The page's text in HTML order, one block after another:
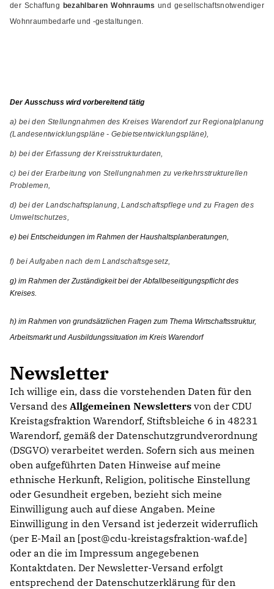
der Schaffung bezahlbaren Wohnraums und gesellschaftsnotwendiger
Wohnraumbedarfe und -gestaltungen.
Der Ausschuss wird vorbereitend tätig
a) bei den Stellungnahmen des Kreises Warendorf zur Regionalplanung
(Landesentwicklungspläne - Gebietsentwicklungspläne),
b) bei der Erfassung der Kreisstrukturdaten,
c) bei der Erarbeitung von Stellungnahmen zu verkehrsstrukturellen
Problemen,
d) bei der Landschaftsplanung, Landschaftspflege und zu Fragen des
Umweltschutzes,
e) bei Entscheidungen im Rahmen der Haushaltsplanberatungen,
f) bei Aufgaben nach dem Landschaftsgesetz,
g) im Rahmen der Zuständigkeit bei der Abfallbeseitigungspflicht des
Kreises.
h) im Rahmen von grundsätzlichen Fragen zum Thema Wirtschaftsstruktur,
Arbeitsmarkt und Ausbildungssituation im Kreis Warendorf
Newsletter
Ich willige ein, dass die vorstehenden Daten für den
Versand des Allgemeinen Newsletters von der CDU
Kreistagsfraktion Warendorf, Stiftsbleiche 6 in 48231
Warendorf, gemäß der Datenschutzgrundverordnung
(DSGVO) verarbeitet werden. Sofern sich aus meinen
oben aufgeführten Daten Hinweise auf meine
ethnische Herkunft, Religion, politische Einstellung
oder Gesundheit ergeben, bezieht sich meine
Einwilligung auch auf diese Angaben. Meine
Einwilligung in den Versand ist jederzeit widerruflich
(per E-Mail an [post@cdu-kreistagsfraktion-waf.de]
oder an die im Impressum angegebenen
Kontaktdaten. Der Newsletter-Versand erfolgt
entsprechend der Datenschutzerklärung für den